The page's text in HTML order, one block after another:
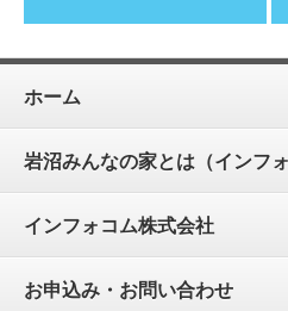
ホーム
岩沼みんなの家とは（インフ
インフォコム株式会社
お申込み・お問い合わせ